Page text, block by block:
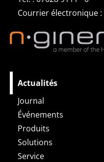
Courrier électronique :
Actualités
Journal
Événements
Produits
Solutions
Service